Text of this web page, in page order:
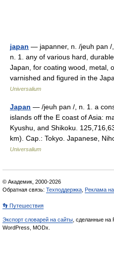
japan — japanner, n. /jeuh pan /
n. 1. any of various hard,
Japan, for coating wood, metal,
varnished and figured in the
Universalium
Japan — /jeuh pan /, n. 1. a
islands off the E coast of Asia:
Kyushu, and Shikoku.
km). Cap.: Tokyo. Japanese,
Universalium
© Академик, 2000-2026
Обратная связь: Техподдержка Реклама
👣 Путешествия
Экспорт словарей на сайты , сделанные на
WordPress, MODx.